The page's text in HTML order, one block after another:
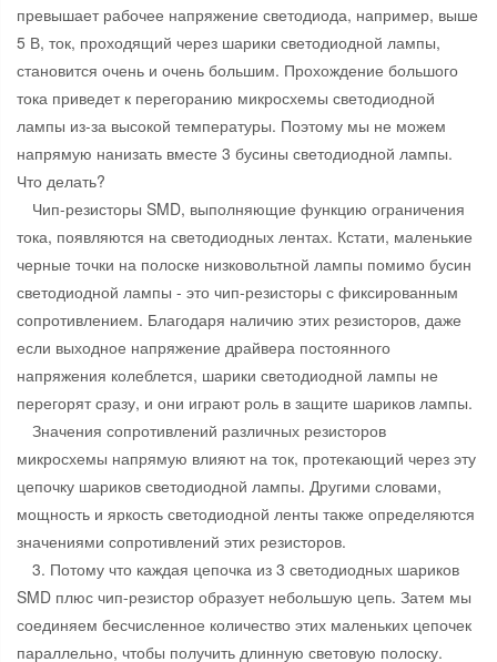
превышает рабочее напряжение светодиода, например, выше
5 В, ток, проходящий через шарики светодиодной лампы,
становится очень и очень большим. Прохождение большого
тока приведет к перегоранию микросхемы светодиодной
лампы из-за высокой температуры. Поэтому мы не можем
напрямую нанизать вместе 3 бусины светодиодной лампы.
Что делать?
Чип-резисторы SMD, выполняющие функцию ограничения
тока, появляются на светодиодных лентах. Кстати, маленькие
черные точки на полоске низковольтной лампы помимо бусин
светодиодной лампы - это чип-резисторы с фиксированным
сопротивлением. Благодаря наличию этих резисторов, даже
если выходное напряжение драйвера постоянного
напряжения колеблется, шарики светодиодной лампы не
перегорят сразу, и они играют роль в защите шариков лампы.
Значения сопротивлений различных резисторов
микросхемы напрямую влияют на ток, протекающий через эту
цепочку шариков светодиодной лампы. Другими словами,
мощность и яркость светодиодной ленты также определяются
значениями сопротивлений этих резисторов.
3. Потому что каждая цепочка из 3 светодиодных шариков
SMD плюс чип-резистор образует небольшую цепь. Затем мы
соединяем бесчисленное количество этих маленьких цепочек
параллельно, чтобы получить длинную световую полоску.